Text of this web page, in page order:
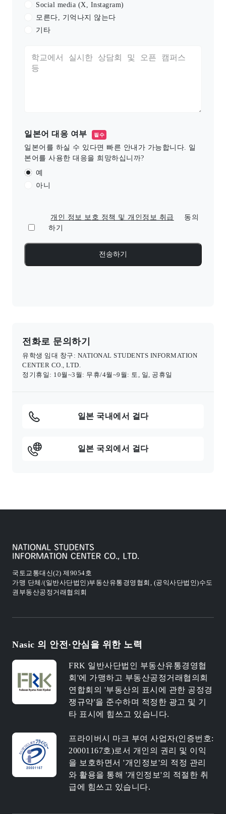
Social media (X, Instagram)
모른다, 기억나지 않는다
기타
일본어 대응 여부 필수
일본어를 하실 수 있다면 빠른 안내가 가능합니다. 일
본어를 사용한 대응을 희망하십니까?
예
아니
개인 정보 보호 정책 및 개인정보 취급
동의
하기
전화로 문의하기
유학생 임대 창구: NATIONAL STUDENTS INFORMATION
CENTER CO., LTD.
정기휴일: 10월~3월: 무휴/4월~9월: 토, 일, 공휴일
일본 국내에서 걸다
일본 국외에서 걸다
국토교통대신(2) 제9054호
가맹 단체/(일반사단법인)부동산유통경영협회, (공익사단법인)수도
권부동산공정거래협의회
Nasic 의 안전·안심을 위한 노력
FRK 일반사단법인 부동산유통경영협
회'에 가맹하고 부동산공정거래협의회
연합회의 '부동산의 표시에 관한 공정경
쟁규약'을 준수하며 적정한 광고 및 기
타 표시에 힘쓰고 있습니다.
프라이버시 마크 부여 사업자(인증번호:
20001167호)로서 개인의 권리 및 이익
을 보호하면서 '개인정보'의 적정 관리
와 활용을 통해 '개인정보'의 적절한 취
급에 힘쓰고 있습니다.